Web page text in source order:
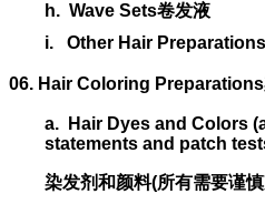
h. Wave Sets卷发液
i.
Other Hair Preparations
06. Hair Coloring Preparations
a.
Hair Dyes and Colors
statements and patch
染发剂和颜料(所有需要谨